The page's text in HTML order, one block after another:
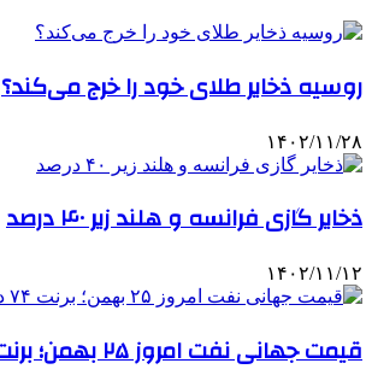
روسیه ذخایر طلای خود را خرج می‌کند؟
۱۴۰۲/۱۱/۲۸
ذخایر گازی فرانسه و هلند زیر ۴۰ درصد
۱۴۰۲/۱۱/۱۲